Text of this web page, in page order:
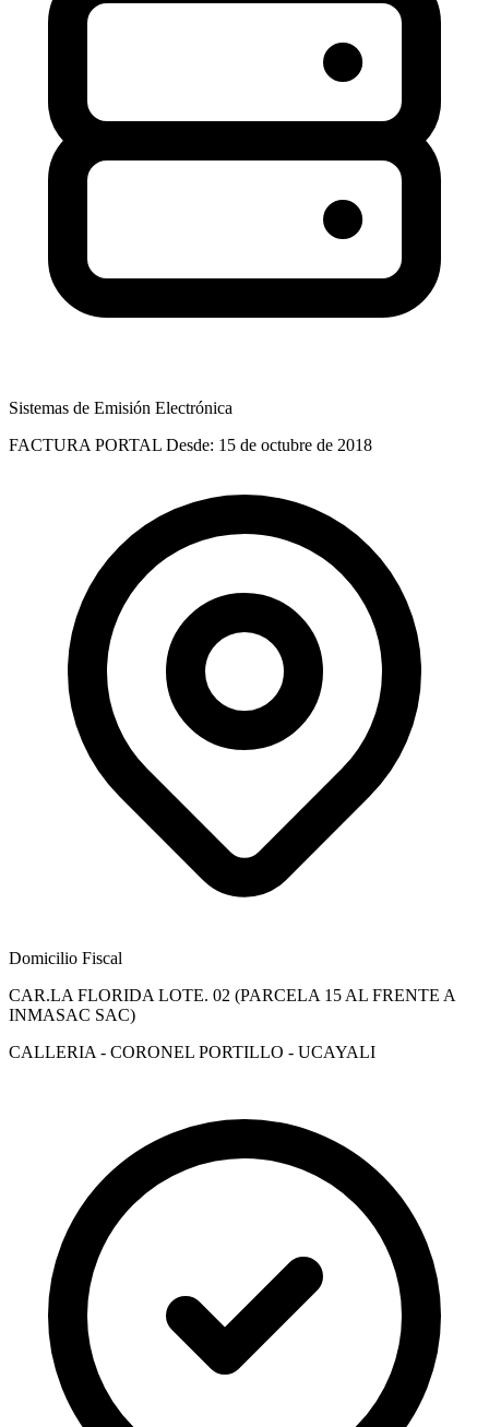
Sistemas de Emisión Electrónica
FACTURA PORTAL Desde: 15 de octubre de 2018
Domicilio Fiscal
CAR.LA FLORIDA LOTE. 02 (PARCELA 15 AL FRENTE A
INMASAC SAC)
CALLERIA - CORONEL PORTILLO - UCAYALI